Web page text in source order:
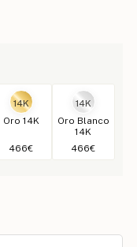
14K
Oro 14K
466€
14K
Oro Blanco
14K
466€